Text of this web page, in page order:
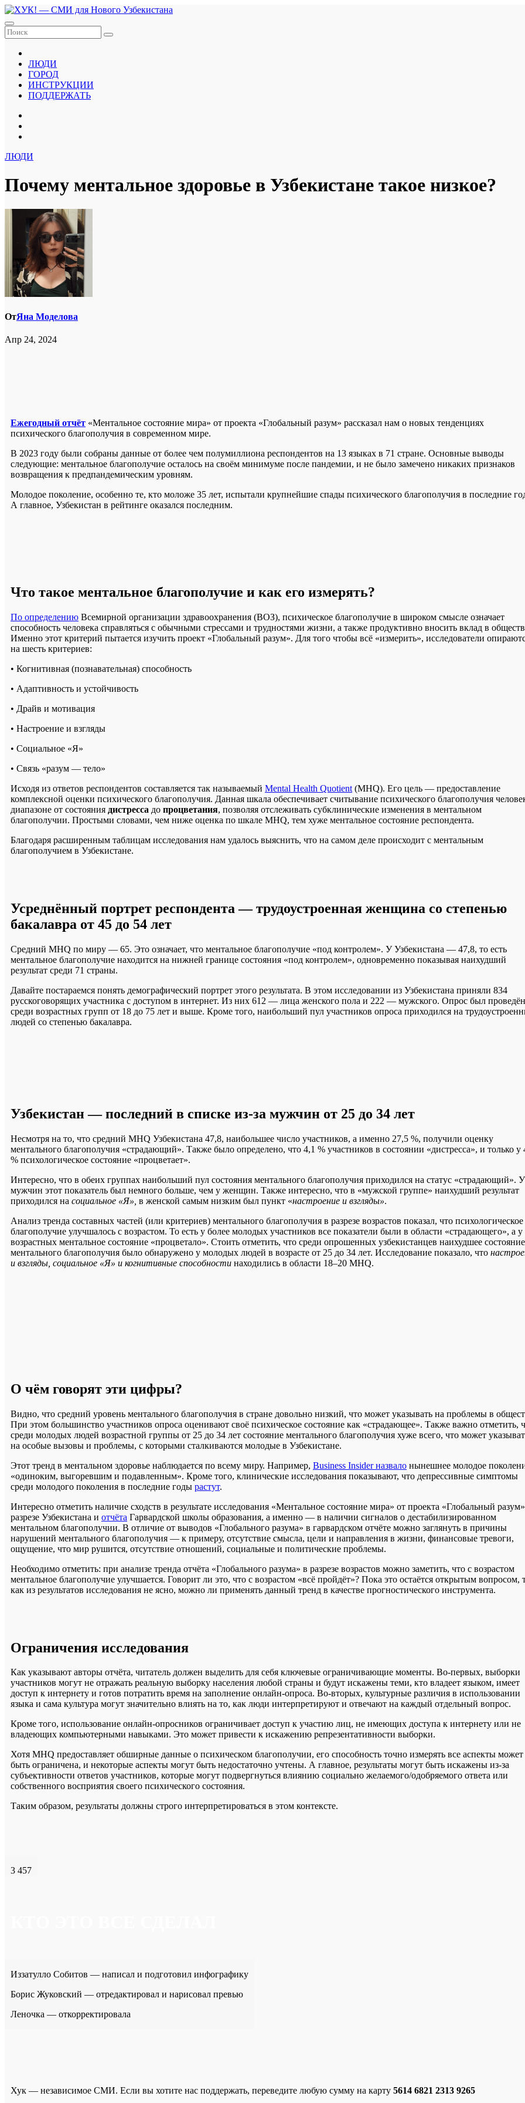
Перейти
к
содержанию
ЛЮДИ
ГОРОД
ИНСТРУКЦИИ
ПОДДЕРЖАТЬ
ЛЮДИ
Почему ментальное здоровье в Узбекистане такое низкое?
ОтЯна Моделова
Апр 24, 2024
Ежегодный отчёт «Ментальное состояние мира» от проекта «Глобальный разум» рассказал нам о новых тенденциях
психического благополучия в современном мире.
В 2023 году были собраны данные от более чем полумиллиона респондентов на 13 языках в 71 стране. Основные выводы
следующие: ментальное благополучие осталось на своём минимуме после пандемии, и не было замечено никаких признаков
возвращения к предпандемическим уровням.
Молодое поколение, особенно те, кто моложе 35 лет, испытали крупнейшие спады психического благополучия в последние
А главное, Узбекистан в рейтинге оказался последним.
Что такое ментальное благополучие и как его измерять?
По определению Всемирной организации здравоохранения (ВОЗ), психическое благополучие в широком смысле означает
способность человека справляться с обычными стрессами и трудностями жизни, а также продуктивно вносить вклад в
Именно этот критерий пытается изучить проект «Глобальный разум». Для того чтобы всё «измерить», исследователи
на шесть критериев:
• Когнитивная (познавательная) способность
• Адаптивность и устойчивость
• Драйв и мотивация
• Настроение и взгляды
• Социальное «Я»
• Связь «разум — тело»
Исходя из ответов респондентов составляется так называемый Mental Health Quotient (MHQ). Его цель — предоставление
комплексной оценки психического благополучия. Данная шкала обеспечивает считывание психического благополучия
диапазоне от состояния дистресса до процветания, позволяя отслеживать субклинические изменения в ментальном
благополучии. Простыми словами, чем ниже оценка по шкале MHQ, тем хуже ментальное состояние респондента.
Благодаря расширенным таблицам исследования нам удалось выяснить, что на самом деле происходит с ментальным
благополучием в Узбекистане.
Усреднённый портрет респондента — трудоустроенная женщина со степенью
бакалавра от 45 до 54 лет
Средний MHQ по миру — 65. Это означает, что ментальное благополучие «под контролем». У Узбекистана — 47,8, то есть
ментальное благополучие находится на нижней границе состояния «под контролем», одновременно показывая наихудший
результат среди 71 страны.
Давайте постараемся понять демографический портрет этого результата. В этом исследовании из Узбекистана приняли 834
русскоговорящих участника с доступом в интернет. Из них 612 — лица женского пола и 222 — мужского. Опрос был проведён
среди возрастных групп от 18 до 75 лет и выше. Кроме того, наибольший пул участников опроса приходился на
людей со степенью бакалавра.
Узбекистан — последний в списке из-за мужчин от 25 до 34 лет
Несмотря на то, что средний MHQ Узбекистана 47,8, наибольшее число участников, а именно 27,5 %, получили оценку
ментального благополучия «страдающий». Также было определено, что 4,1 % участников в состоянии «дистресса», и только у
% психологическое состояние «процветает».
Интересно, что в обеих группах наибольший пул состояния ментального благополучия приходился на статус «страдающий». У
мужчин этот показатель был немного больше, чем у женщин. Также интересно, что в «мужской группе» наихудший результат
приходился на социальное «Я», в женской самым низким был пункт «настроение и взгляды».
Анализ тренда составных частей (или критериев) ментального благополучия в разрезе возрастов показал, что психологическое
благополучие улучшалось с возрастом. То есть у более молодых участников все показатели были в области «страдающего», а у
возрастных ментальное состояние «процветало». Стоить отметить, что среди опрошенных узбекистанцев наихудшее состояние
ментального благополучия было обнаружено у молодых людей в возрасте от 25 до 34 лет. Исследование показало, что
и взгляды, социальное «Я» и когнитивные способности находились в области 18–20 MHQ.
О чём говорят эти цифры?
Видно, что средний уровень ментального благополучия в стране довольно низкий, что может указывать на проблемы в
При этом большинство участников опроса оценивают своё психическое состояние как «страдающее». Также важно отметить,
среди молодых людей возрастной группы от 25 до 34 лет состояние ментального благополучия хуже всего, что может
на особые вызовы и проблемы, с которыми сталкиваются молодые в Узбекистане.
Этот тренд в ментальном здоровье наблюдается по всему миру. Например, Business Insider назвало нынешнее молодое
«одиноким, выгоревшим и подавленным». Кроме того, клинические исследования показывают, что депрессивные симптомы
среди молодого поколения в последние годы растут.
Интересно отметить наличие сходств в результате исследования «Ментальное состояние мира» от проекта «Глобальный
разрезе Узбекистана и отчёта Гарвардской школы образования, а именно — в наличии сигналов о дестабилизированном
ментальном благополучии. В отличие от выводов «Глобального разума» в гарвардском отчёте можно заглянуть в причины
нарушений ментального благополучия — к примеру, отсутствие смысла, цели и направления в жизни, финансовые тревоги,
ощущение, что мир рушится, отсутствие отношений, социальные и политические проблемы.
Необходимо отметить: при анализе тренда отчёта «Глобального разума» в разрезе возрастов можно заметить, что с возрастом
ментальное благополучие улучшается. Говорит ли это, что с возрастом «всё пройдёт»? Пока это остаётся открытым вопросом,
как из результатов исследования не ясно, можно ли применять данный тренд в качестве прогностического инструмента.
Ограничения исследования
Как указывают авторы отчёта, читатель должен выделить для себя ключевые ограничивающие моменты. Во-первых, выборки
участников могут не отражать реальную выборку населения любой страны и будут искажены теми, кто владеет языком, имеет
доступ к интернету и готов потратить время на заполнение онлайн-опроса. Во-вторых, культурные различия в использовании
языка и сама культура могут значительно влиять на то, как люди интерпретируют и отвечают на каждый отдельный вопрос.
Кроме того, использование онлайн-опросников ограничивает доступ к участию лиц, не имеющих доступа к интернету или не
владеющих компьютерными навыками. Это может привести к искажению репрезентативности выборки.
Хотя MHQ предоставляет обширные данные о психическом благополучии, его способность точно измерять все аспекты может
быть ограничена, и некоторые аспекты могут быть недостаточно учтены. А главное, результаты могут быть искажены из-за
субъективности ответов участников, которые могут подвергнуться влиянию социально желаемого/одобряемого ответа или
собственного восприятия своего психического состояния.
Таким образом, результаты должны строго интерпретироваться в этом контексте.
3 457
Иззатулло Собитов — написал и подготовил инфографику
Борис Жуковский — отредактировал и нарисовал превью
Леночка — откорректировала
Хук — независимое СМИ. Если вы хотите нас поддержать, переведите любую сумму на карту 5614 6821 2313 9265